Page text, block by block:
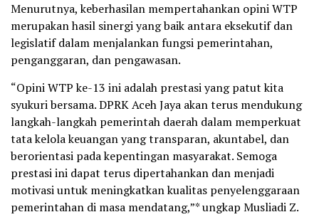
Menurutnya, keberhasilan mempertahankan opini WTP
merupakan hasil sinergi yang baik antara eksekutif dan
legislatif dalam menjalankan fungsi pemerintahan,
penganggaran, dan pengawasan.
“Opini WTP ke-13 ini adalah prestasi yang patut kita
syukuri bersama. DPRK Aceh Jaya akan terus mendukung
langkah-langkah pemerintah daerah dalam memperkuat
tata kelola keuangan yang transparan, akuntabel, dan
berorientasi pada kepentingan masyarakat. Semoga
prestasi ini dapat terus dipertahankan dan menjadi
motivasi untuk meningkatkan kualitas penyelenggaraan
pemerintahan di masa mendatang,”* ungkap Musliadi Z.